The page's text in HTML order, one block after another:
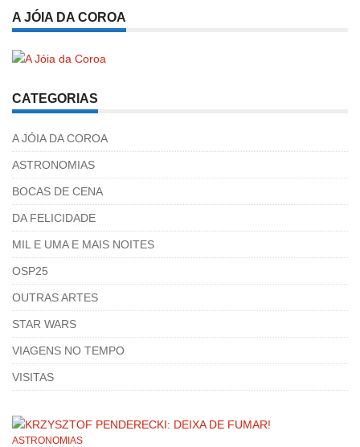
A JÓIA DA COROA
CATEGORIAS
A JÓIA DA COROA
ASTRONOMIAS
BOCAS DE CENA
DA FELICIDADE
MIL E UMA E MAIS NOITES
OSP25
OUTRAS ARTES
STAR WARS
VIAGENS NO TEMPO
VISITAS
ASTRONOMIAS